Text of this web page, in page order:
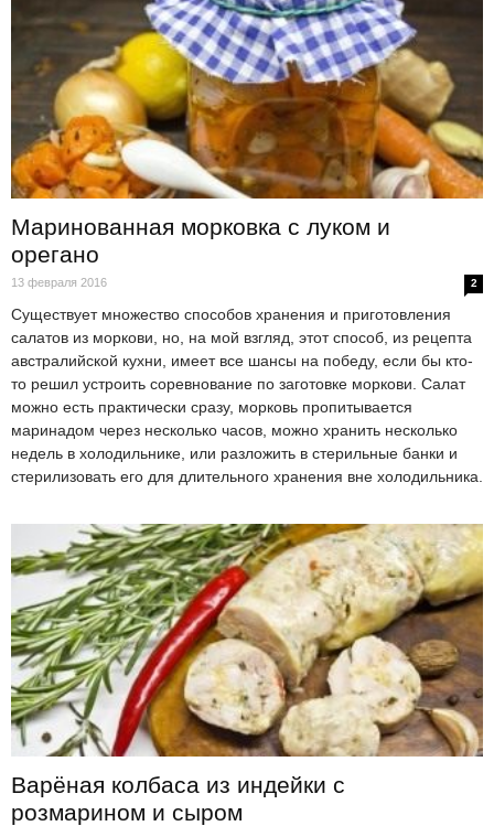
Маринованная морковка с луком и
орегано
13 февраля 2016 2
Существует множество способов хранения и приготовления
салатов из моркови, но, на мой взгляд, этот способ, из рецепта
австралийской кухни, имеет все шансы на победу, если бы кто-
то решил устроить соревнование по заготовке моркови. Салат
можно есть практически сразу, морковь пропитывается
маринадом через несколько часов, можно хранить несколько
недель в холодильнике, или разложить в стерильные банки и
стерилизовать его для длительного хранения вне холодильника.
Варёная колбаса из индейки с
розмарином и сыром